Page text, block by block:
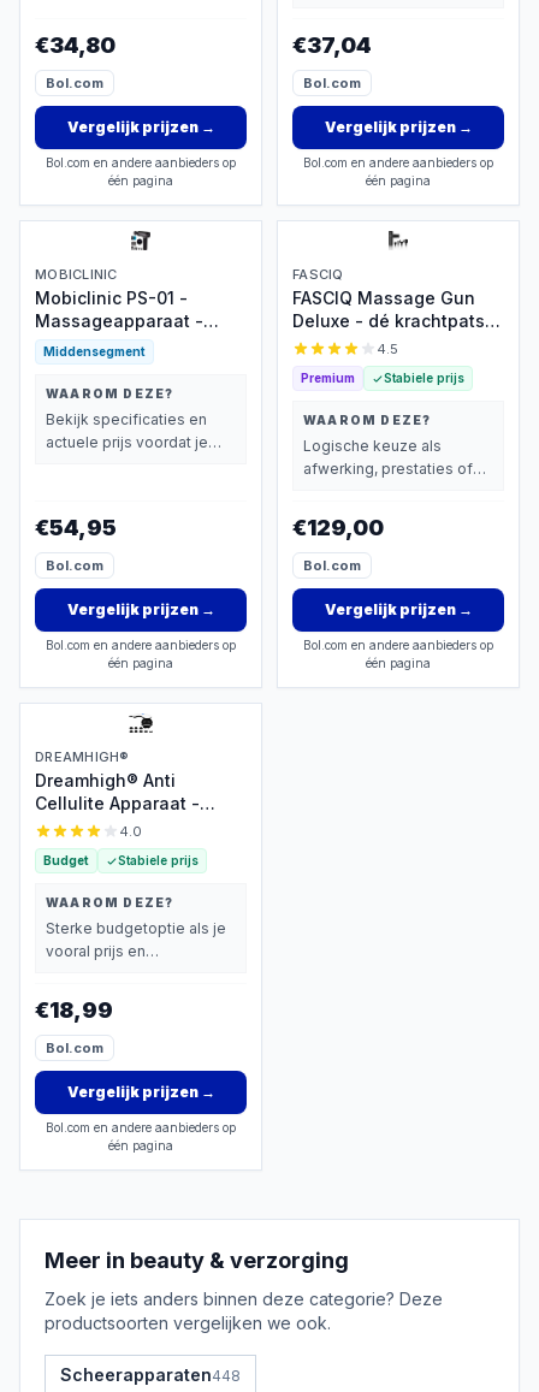
€34,80
Bol.com
Vergelijk prijzen→
Bol.com en andere aanbieders op
één pagina
€37,04
Bol.com
Vergelijk prijzen→
Bol.com en andere aanbieders op
één pagina
MOBICLINIC
Mobiclinic PS-01 -
Massageapparaat -
Massage Gun -
Massage pistool - 6
verschillende
Opzetstukken - 30
instelbare
intensiteitsniveaus -
Diep weefsel
massageapparaat -
Draagbaar - Grijs
Middensegment
WAAROM DEZE?
Bekijk specificaties en
actuele prijs voordat je
€54,95
Bol.com
Vergelijk prijzen→
Bol.com en andere aanbieders op
één pagina
FASCIQ
FASCIQ Massage Gun
Deluxe - dé krachtpatser
onder de massage guns
(massage apparaten)
4.5
Premium Stabiele prijs
WAAROM DEZE?
Logische keuze als
afwerking, prestaties of
€129,00
Bol.com
Vergelijk prijzen→
Bol.com en andere aanbieders op
één pagina
DREAMHIGH®
Dreamhigh® Anti
Cellulite Apparaat -
Elektrisch
Massageapparaat
Massagegun - 8
Massagekoppen Tegen
Bindweefselmassage
Apparaat - Massage
Schouders Benen, Rug &
Nek
4.0
Budget Stabiele prijs
WAAROM DEZE?
Sterke budgetoptie als je
vooral prijs en
€18,99
Bol.com
Vergelijk prijzen→
Bol.com en andere aanbieders op
één pagina
Meer in beauty & verzorging
Zoek je iets anders binnen deze categorie? Deze
productsoorten vergelijken we ook.
Scheerapparaten448